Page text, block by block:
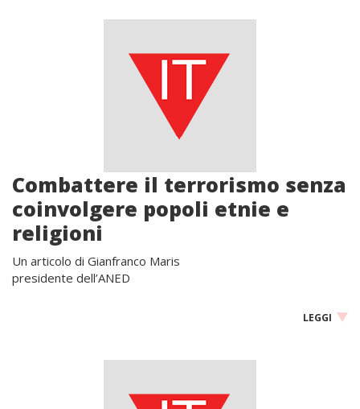
Combattere il terrorismo senza
coinvolgere popoli etnie e
religioni
Un articolo di Gianfranco Maris
presidente dell’ANED
LEGGI